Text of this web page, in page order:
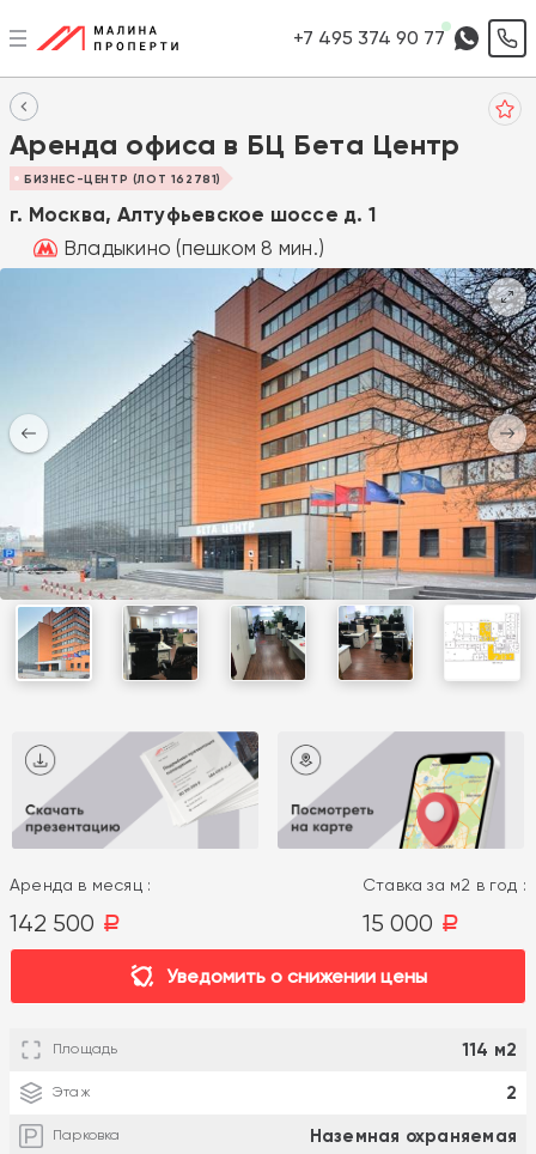
+7 495 374 90 77
Аренда офиса в БЦ Бета Центр
БИЗНЕС-ЦЕНТР (ЛОТ 162781)
г. Москва, Алтуфьевское шоссе д. 1
Владыкино (пешком 8 мин.)
Аренда в месяц :
142 500 a
Ставка за м2 в год :
15 000 a
Уведомить о снижении цены
Площадь 114 м2
Этаж 2
Парковка Наземная охраняемая